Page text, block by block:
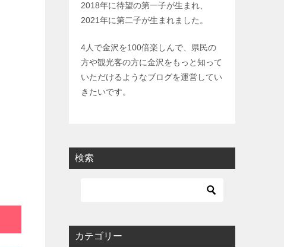
2018年に待望の第一子が生まれ、
2021年に第二子が生まれました。
4人で金沢を100倍楽しんで、県民の
方や観光客の方に金沢をもっと知って
いただけるようなブログを運営してい
きたいです。
検索
カテゴリー